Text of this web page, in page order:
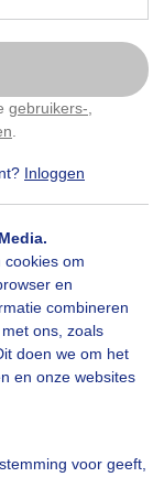
gebruikers-
Inloggen
cookies om
en
combineren
ons, zoals
doen we om het
en onze websites
voor geeft,
later
dag deze pop-up